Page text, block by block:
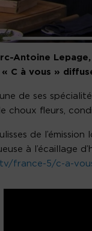
Antoine
C à vous »
de ses
choux fleurs,
de
à l’écaillage
france-5/c-a-